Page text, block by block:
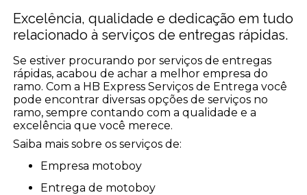
Excelência, qualidade e dedicação em tudo
relacionado à serviços de entregas rápidas.
Se estiver procurando por serviços de entregas
rápidas, acabou de achar a melhor empresa do
ramo. Com a HB Express Serviços de Entrega você
pode encontrar diversas opções de serviços no
ramo, sempre contando com a qualidade e a
excelência que você merece.
Saiba mais sobre os serviços de:
empresa motoboy
entrega de motoboy